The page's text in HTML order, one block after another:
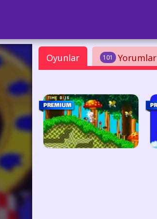
Oyunlar 101 Yorumlar